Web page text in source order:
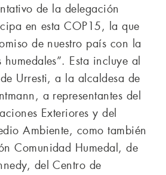
de la delegación
en esta COP15, la que
de nuestro país con la
Esta incluye al
Urresti, a la alcaldesa de
a representantes del
Exteriores y del
Ambiente, como también
Comunidad Humedal, de
del Centro de